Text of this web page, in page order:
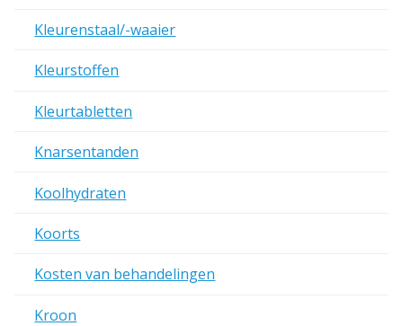
Kleurenstaal/-waaier
Kleurstoffen
Kleurtabletten
Knarsentanden
Koolhydraten
Koorts
Kosten van behandelingen
Kroon